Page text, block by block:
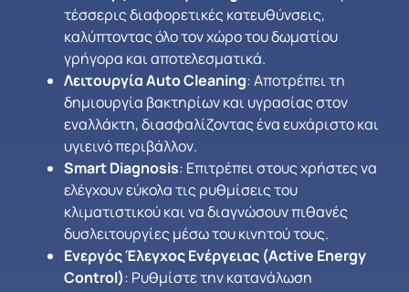
τέσσερις διαφορετικές κατευθύνσεις,
καλύπτοντας όλο τον χώρο του δωματίου
γρήγορα και αποτελεσματικά.
Λειτουργία Auto Cleaning: Αποτρέπει τη
δημιουργία βακτηρίων και υγρασίας στον
εναλλάκτη, διασφαλίζοντας ένα ευχάριστο και
υγιεινό περιβάλλον.
Smart Diagnosis: Επιτρέπει στους χρήστες να
ελέγχουν εύκολα τις ρυθμίσεις του
κλιματιστικού και να διαγνώσουν πιθανές
δυσλειτουργίες μέσω του κινητού τους.
Ενεργός Έλεγχος Ενέργειας (Active Energy
Control): Ρυθμίστε την κατανάλωση